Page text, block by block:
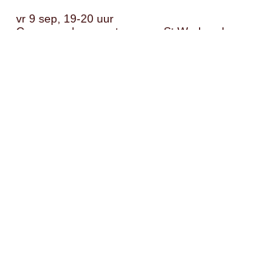
vr 9 sep, 19-20 uur
Gemeenschapscentrum van St Werburgh